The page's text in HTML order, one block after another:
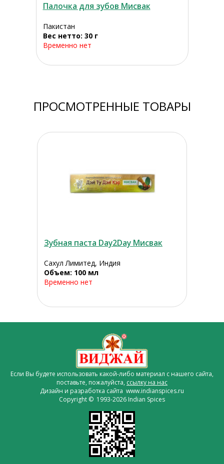
Палочка для зубов Мисвак
Пакистан
Вес нетто: 30 г
Временно нет
ПРОСМОТРЕННЫЕ ТОВАРЫ
Зубная паста Day2Day Мисвак
Сахул Лимитед, Индия
Объем: 100 мл
Временно нет
Если Вы будете использовать какой-либо материал с нашего сайта,
поставьте, пожалуйста, ссылку на нас
Дизайн и разработка сайта www.indianspices.ru
Copyright © 1993-2026 Indian Spices